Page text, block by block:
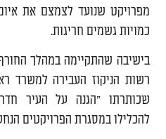
מפרויקט שנועד לצמצם את
כמויות גשמים חריגות.
בישיבה שהתקיימה במהלך
רשות הניקוז העבירה למשרד
שכותרתו "הגנה על העיר
להכלילו במסגרת הפרויקטים